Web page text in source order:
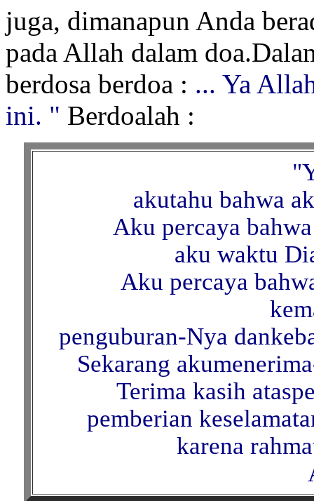
juga, dimanapun Anda
pada Allah dalam
berdosa berdoa : ... Ya
ini. " Berdoalah :
akutahu bahwa
Aku percaya
aku waktu
Aku percaya
penguburan-Nya
Sekarang
Terima kasih
pemberian
karena